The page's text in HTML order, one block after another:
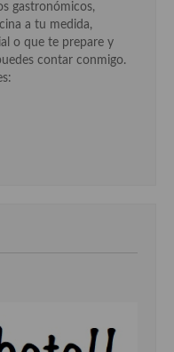
gastronómicos,
a tu medida,
o que te prepare y
contar conmigo.